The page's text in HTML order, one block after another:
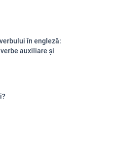
în engleză:
auxiliare și